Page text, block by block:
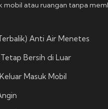
mobil atau ruangan tanpa
Anti Air Menetes
Bersih di Luar
Masuk Mobil